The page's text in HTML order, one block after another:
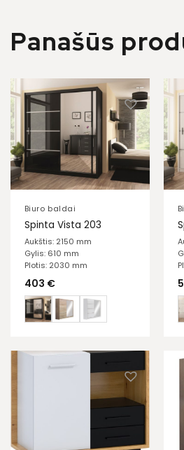
Panašūs
Biuro baldai
Spinta Vista 203
Aukštis: 2150 mm
Gylis: 610 mm
Plotis: 2030 mm
403 €